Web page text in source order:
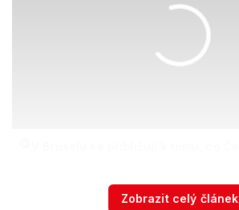
Zdroj: Blesk - Jaroslav Šimáček
Zobrazit celý článek